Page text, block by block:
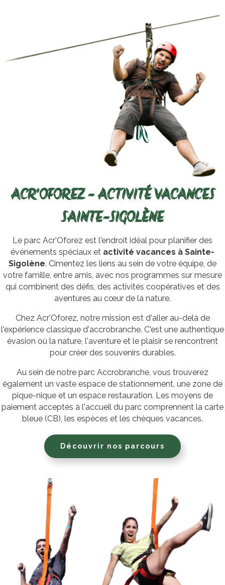
ACR'OFOREZ - ACTIVITÉ VACANCES
SAINTE-SIGOLÈNE
Le parc Acr'Oforez est l'endroit idéal pour planifier des
événements spéciaux et activité vacances à Sainte-
Sigolène. Cimentez les liens au sein de votre équipe, de
votre famille, entre amis, avec nos programmes sur mesure
qui combinent des défis, des activités coopératives et des
aventures au cœur de la nature.
Chez Acr'Oforez, notre mission est d'aller au-delà de
l'expérience classique d'accrobranche. C'est une authentique
évasion où la nature, l'aventure et le plaisir se rencontrent
pour créer des souvenirs durables.
Au sein de notre parc Accrobranche, vous trouverez
également un vaste espace de stationnement, une zone de
pique-nique et un espace restauration. Les moyens de
paiement acceptés à l'accueil du parc comprennent la carte
bleue (CB), les espèces et les chèques vacances.
Découvrir nos parcours